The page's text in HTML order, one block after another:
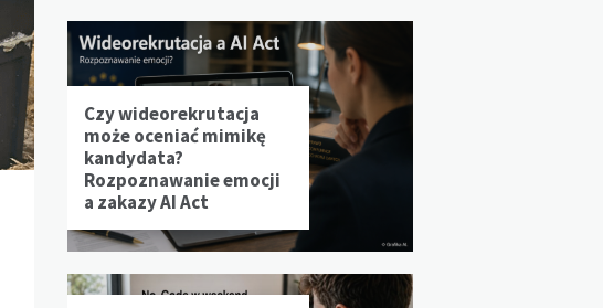
Czy wideorekrutacja
może oceniać mimikę
kandydata?
Rozpoznawanie emocji
a zakazy AI Act